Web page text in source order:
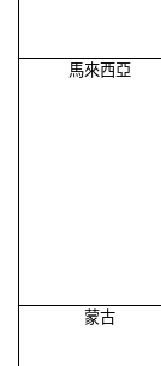
馬來西亞
蒙古